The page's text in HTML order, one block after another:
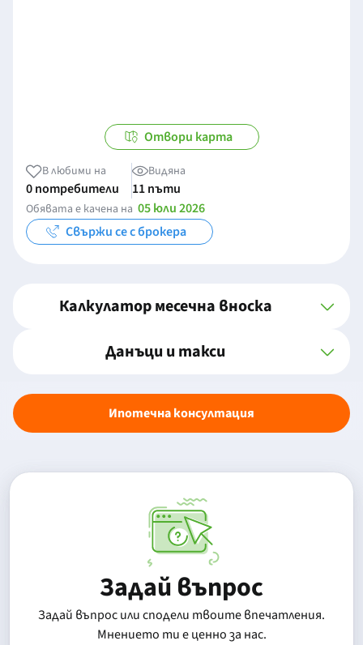
Отвори карта
В любими на
0 потребители
Видяна
11 пъти
Обявата е качена на 05 юли 2026
Свържи се с брокера
Калкулатор месечна вноска
Данъци и такси
Ипотечна консултация
Задай въпрос
Задай въпрос или сподели твоите впечатления.
Mнението ти е ценно за нас.